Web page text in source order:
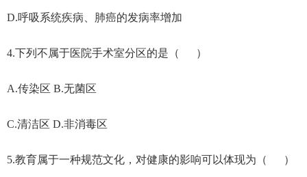
D.呼吸系统疾病、肺癌的发病率增加
4.下列不属于医院手术室分区的是（ ）
A.传染区 B.无菌区
C.清洁区 D.非消毒区
5.教育属于一种规范文化，对健康的影响可以体现为（ ）